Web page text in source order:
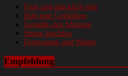
Froh und glücklich sein
Hab gute Gedanken
Genieße den Moment
Sterne leuchten
Fernwärme und Winter
Empfehlung